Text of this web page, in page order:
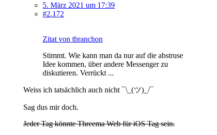
5. März 2021 um 17:39
#2.172
Zitat von tbranchon
Stimmt. Wie kann man da nur auf die abstruse
Idee kommen, über andere Messenger zu
diskutieren. Verrückt ...
Weiss ich tatsächlich auch nicht ¯\_(ツ)_/¯
Sag dus mir doch.
Jeder Tag könnte Threema Web für iOS Tag sein.